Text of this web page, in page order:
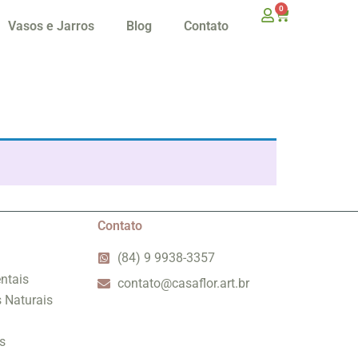
Vasos e Jarros Blog Contato
0
Naturais
Contato
(84) 9 9938-3357
contato@casaflor.art.br